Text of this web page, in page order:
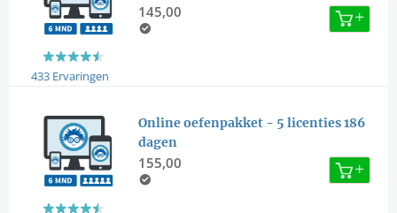
433 Ervaringen
145,00
Online oefenpakket - 5 licenties 186
dagen
155,00